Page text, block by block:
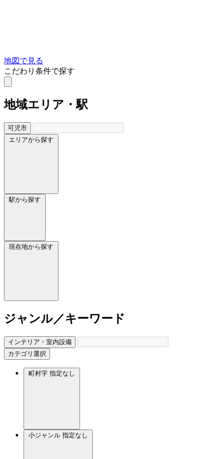
地図で見る
こだわり条件で探す
地域エリア・駅
可児市
エリアから探す
駅から探す
現在地から探す
ジャンル／キーワード
インテリア・室内設備
カテゴリ選択
町村字 指定なし
小ジャンル 指定なし